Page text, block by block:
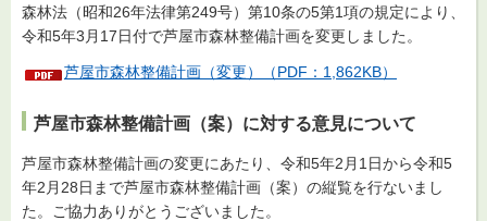
森林法（昭和26年法律第249号）第10条の5第1項の規定により、
令和5年3月17日付で芦屋市森林整備計画を変更しました。
芦屋市森林整備計画（変更）（PDF：1,862KB）
芦屋市森林整備計画（案）に対する意見について
芦屋市森林整備計画の変更にあたり、令和5年2月1日から令和5
年2月28日まで芦屋市森林整備計画（案）の縦覧を行ないまし
た。ご協力ありがとうございました。